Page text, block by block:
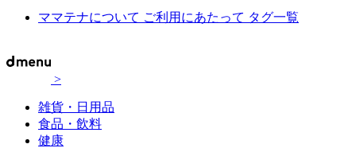
ママテナについて ご利用にあたって タグ一覧
>
雑貨・日用品
食品・飲料
健康